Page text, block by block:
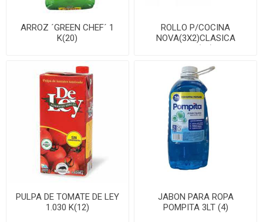
ARROZ ´GREEN CHEF´ 1
K(20)
ROLLO P/COCINA
NOVA(3X2)CLASICA
100P(10)
PULPA DE TOMATE DE LEY
1.030 K(12)
JABON PARA ROPA
POMPITA 3LT (4)